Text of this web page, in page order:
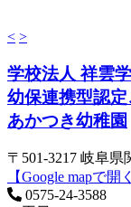
< >
学校法人 祥雲
幼保連携型認定
あかつき幼稚園
〒501-3217 岐阜県
【Google mapで開
0575-24-3588